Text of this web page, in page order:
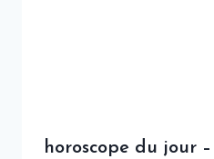
horoscope du jour